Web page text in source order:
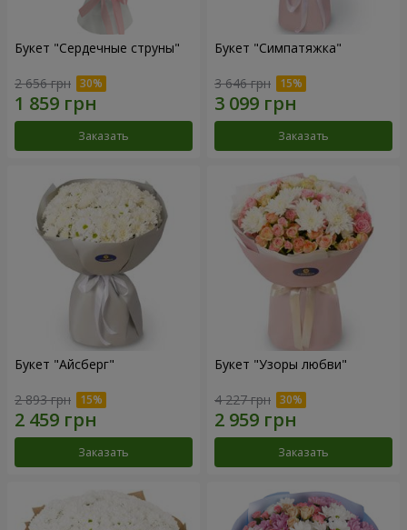
Букет "Сердечные струны"
2 656 грн
Заказать
Букет "Симпатяжка"
3 646 грн
Заказать
Букет "Айсберг"
2 893 грн
Заказать
Букет "Узоры любви"
4 227 грн
Заказать